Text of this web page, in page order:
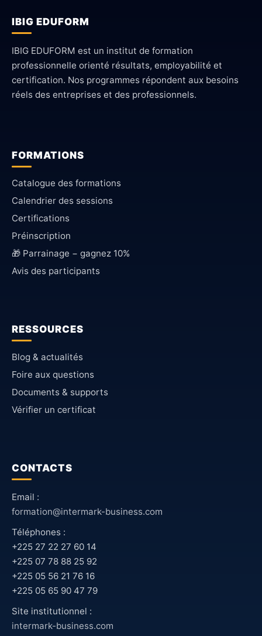
IBIG EDUFORM
IBIG EDUFORM est un institut de formation
professionnelle orienté résultats, employabilité et
certification. Nos programmes répondent aux besoins
réels des entreprises et des professionnels.
FORMATIONS
Catalogue des formations
Calendrier des sessions
Certifications
Préinscription
🎁 Parrainage − gagnez 10%
Avis des participants
RESSOURCES
Blog & actualités
Foire aux questions
Documents & supports
Vérifier un certificat
CONTACTS
Email :
formation@intermark-business.com
Téléphones :
+225 27 22 27 60 14
+225 07 78 88 25 92
+225 05 56 21 76 16
+225 05 65 90 47 79
Site institutionnel :
intermark-business.com